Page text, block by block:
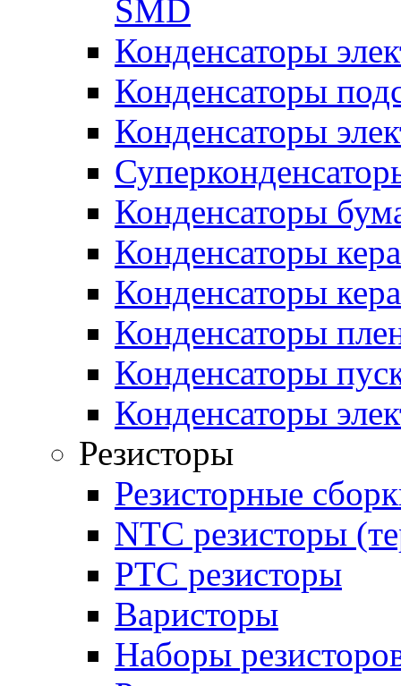
SMD
Конденсаторы
Конденсаторы
Конденсаторы
Конденсаторы
Конденсаторы
Конденсаторы
Конденсаторы
Конденсаторы
Конденсаторы
Резисторы
Резисторные
NTC резисторы
PTC резисторы
Варисторы
Наборы